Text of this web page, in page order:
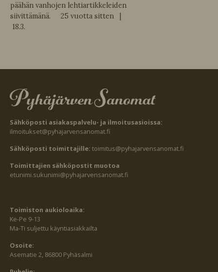
päähän vanhojen lehtiartikkeleiden
siivittämänä. 25 vuotta sitten |
18.3.
Sähköposti asiakaspalvelu- ja ilmoitusasioissa:
ilmoitukset@pyhajarvensanomat.fi
Sähköposti toimittajille: toimitus@pyhajarvensanomat.fi
Toimittajien sähköpostit muotoa
etunimi.sukunimi@pyhajarvensanomat.fi
Toimiston aukioloaika:
Ke-Pe 9-13
Ma-Ti suljettu käyntiasiakkailta
Osoite:
Asematie 2, 86800 Pyhäsalmi